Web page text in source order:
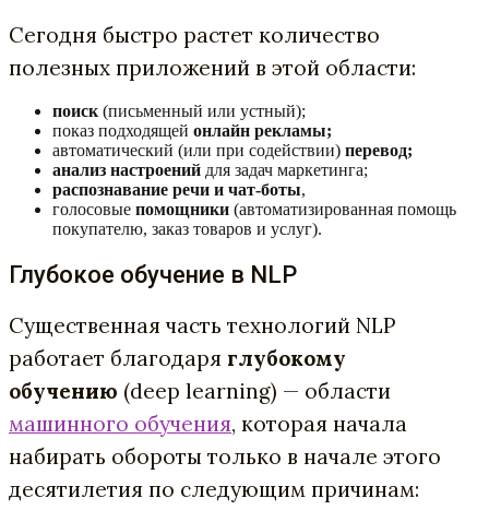
Сегодня быстро растет количество
полезных приложений в этой области:
поиск (письменный или устный);
показ подходящей онлайн рекламы;
автоматический (или при содействии) перевод;
анализ настроений для задач маркетинга;
распознавание речи и чат-боты,
голосовые помощники (автоматизированная помощь
покупателю, заказ товаров и услуг).
Глубокое обучение в NLP
Существенная часть технологий NLP
работает благодаря глубокому
обучению (deep learning) — области
машинного обучения, которая начала
набирать обороты только в начале этого
десятилетия по следующим причинам: